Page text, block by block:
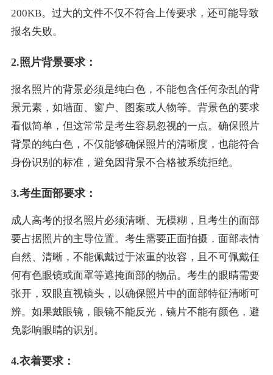
200KB。过大的文件不仅不符合上传要求，还可能导致
报名失败。
2.照片背景要求：
报名照片的背景必须是纯白色，不能包含任何杂乱的背
景元素，如墙面、窗户、图案或人物等。背景色的要求
看似简单，但这常常是考生容易忽视的一点。确保照片
背景的纯白色，不仅能够确保照片的清晰度，也能符合
身份识别的标准，避免因背景不合格被系统拒绝。
3.考生面部要求：
成人高考的报名照片必须清晰、无模糊，且考生的面部
要占据照片的主导位置。考生需要正面拍摄，面部表情
自然、清晰，不能佩戴过于浓重的妆容，且不可佩戴任
何有色眼镜或面罩等遮掩面部的物品。考生的眼睛需要
张开，双眼直视镜头，以确保照片中的面部特征清晰可
辨。如果戴眼镜，眼镜不能反光，镜片不能有颜色，避
免影响眼睛的识别。
4.衣着要求：